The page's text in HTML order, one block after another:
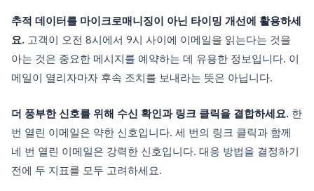
추적 데이터를 마이크로매니징이 아닌 타이밍 개선에 활용하세
요. 고객이 오전 8시에서 9시 사이에 이메일을 읽는다는 것을
아는 것은 중요한 메시지를 예약하는 데 유용한 정보입니다. 이
메일이 열리자마자 후속 조치를 보내라는 뜻은 아닙니다.
더 풍부한 신호를 위해 수신 확인과 링크 클릭을 결합하세요. 한
번 열린 이메일은 약한 신호입니다. 세 번의 링크 클릭과 함께
네 번 열린 이메일은 강력한 신호입니다. 대응 방법을 결정하기
전에 두 지표를 모두 고려하세요.